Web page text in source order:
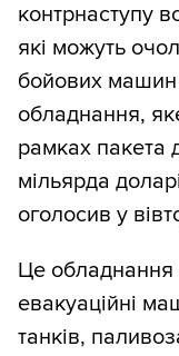
контрнаступу
які можуть
бойових
обладнання,
рамках пакета
мільярда
оголосив у
Це обладнання
евакуаційні
танків,